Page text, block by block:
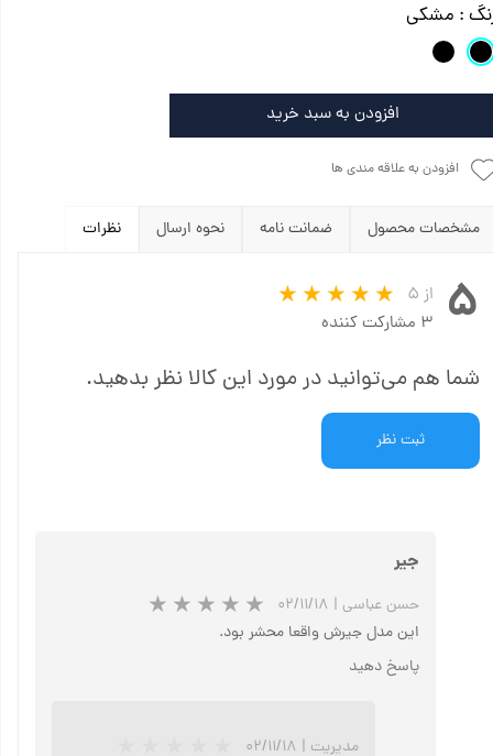
: مشکی
افزودن به سبد خرید
افزودن به علاقه مندی ها
مشخصات محصول ضمانت نامه نحوه ارسال نظرات
۵
از ۵
۳ مشارکت کننده
شما هم می‌توانید در مورد این کالا نظر بدهید.
ثبت نظر
جیر
حسن عباسی | ۰۲/۱۱/۱۸
این مدل جیرش واقعا محشر بود.
پاسخ دهید
مدیریت | ۰۲/۱۱/۱۸